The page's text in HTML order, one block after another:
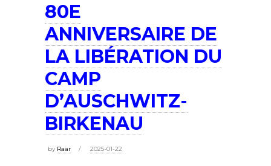
80E
ANNIVERSAIRE DE
LA LIBÉRATION DU
CAMP
D’AUSCHWITZ-
BIRKENAU
by Raar 2025-01-22